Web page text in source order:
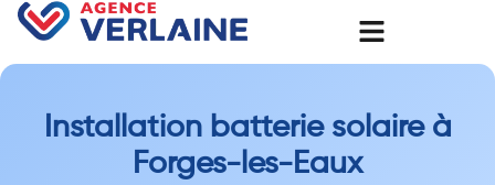
Installation batterie solaire à
Forges-les-Eaux